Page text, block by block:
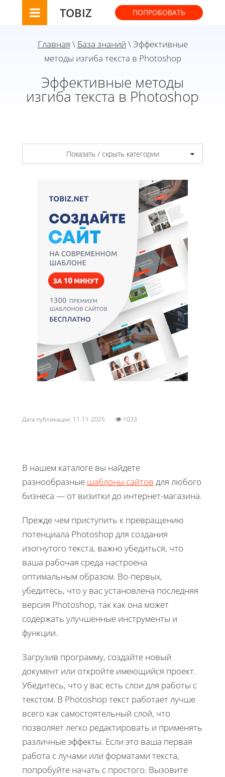
TOBIZ ПОПРОБОВАТЬ
Главная \ База знаний \ Эффективные
методы изгиба текста в Photoshop
Эффективные методы
изгиба текста в Photoshop
Показать / скрыть категории
Дата публикации: 11-11-2025 1033
В нашем каталоге вы найдете
разнообразные шаблоны сайтов для любого
бизнеса — от визитки до интернет-магазина.
Прежде чем приступить к превращению
потенциала Photoshop для создания
изогнутого текста, важно убедиться, что
ваша рабочая среда настроена
оптимальным образом. Во-первых,
убедитесь, что у вас установлена последняя
версия Photoshop, так как она может
содержать улучшенные инструменты и
функции.
Загрузив программу, создайте новый
документ или откройте имеющийся проект.
Убедитесь, что у вас есть слои для работы с
текстом. В Photoshop текст работает лучше
всего как самостоятельный слой, что
позволяет легко редактировать и применять
различные эффекты. Если это ваша первая
работа с лучами или форматами текста,
попробуйте начать с простого. Вызовите